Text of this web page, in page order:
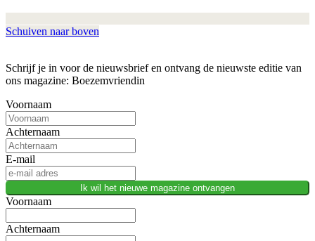
Schuiven naar boven
Schrijf je in voor de nieuwsbrief en ontvang de nieuwste editie van
ons magazine: Boezemvriendin
Voornaam
Achternaam
E-mail
Ik wil het nieuwe magazine ontvangen
Voornaam
Achternaam